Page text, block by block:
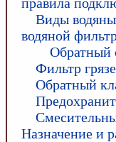
Виды
водяной
Обратный
Фильтр
Обратный
Назначение и